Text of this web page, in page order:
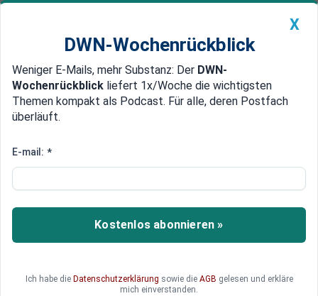
Newsticker MEIN DWN: Geldanlage Premium
Edelmetalle DWN-Magazin China
Putin verweigert jede Hilfe:
Ceausescu?
Lukaschenko hat sein Volk nicht mehrt unter
Kontrolle. Die erhoffte Hilfe aus Russland bleibt
Herrschers sogar willkommen.
X
DWN-Wochenrückblick
Weniger E-Mails, mehr Substanz: Der DWN-
Wochenrückblick liefert 1x/Woche die wichtigsten
Themen kompakt als Podcast. Für alle, deren Postfach
überläuft.
E-mail: *
Kostenlos abonnieren »
Ich habe die Datenschutzerklärung sowie die AGB gelesen und erkläre
mich einverstanden.